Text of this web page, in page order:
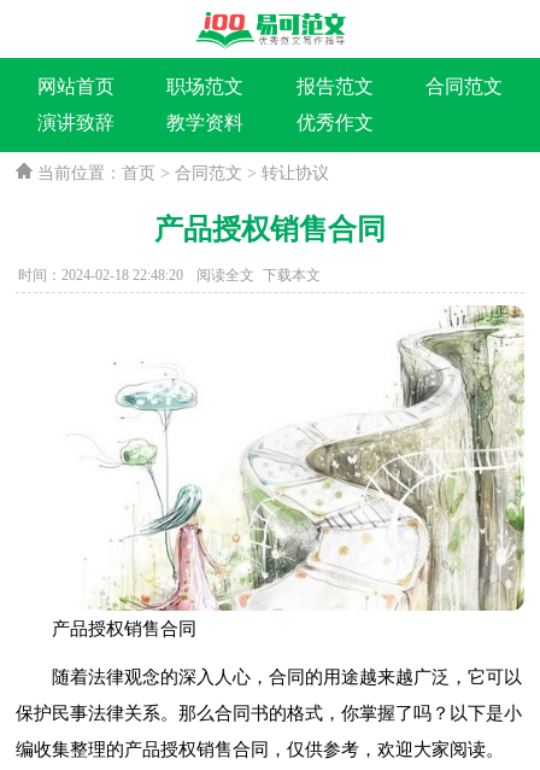
网站首页 职场范文 报告范文
合同范文
演讲致辞
教学资料 优秀作文
当前位置：首页 >合同范文 >转让协议
产品授权销售合同
时间：2024-02-18 22:48:20 阅读全文 下载本文
产品授权销售合同
随着法律观念的深入人心，合同的用途越来越广泛，它可以
保护民事法律关系。那么合同书的格式，你掌握了吗？以下是小
编收集整理的产品授权销售合同，仅供参考，欢迎大家阅读。